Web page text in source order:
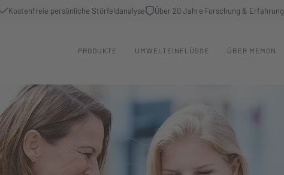
Kostenfreie persönliche Störfeldanalyse Über 20 Jahre Forschung & Erfahrung
PRODUKTE UMWELTEINFLÜSSE ÜBER MEMON